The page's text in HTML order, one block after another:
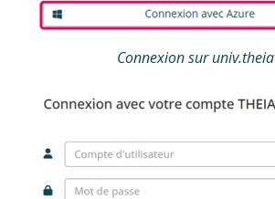
Connexion sur univ.theia